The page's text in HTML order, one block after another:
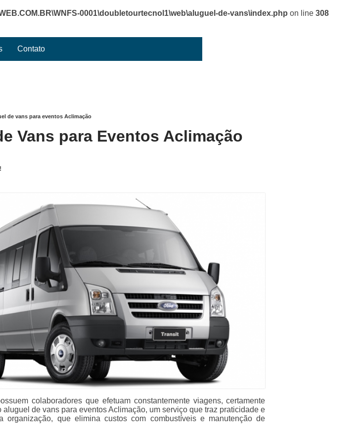
0001\doubletourtecnol1\web\aluguel-de-vans\index.php on line 308
Contato
de vans para eventos Aclimação
Vans para Eventos Aclimação
colaboradores que efetuam constantemente viagens, certamente
aluguel de vans para eventos Aclimação, um serviço que traz praticidade e
organização, que elimina custos com combustíveis e manutenção de